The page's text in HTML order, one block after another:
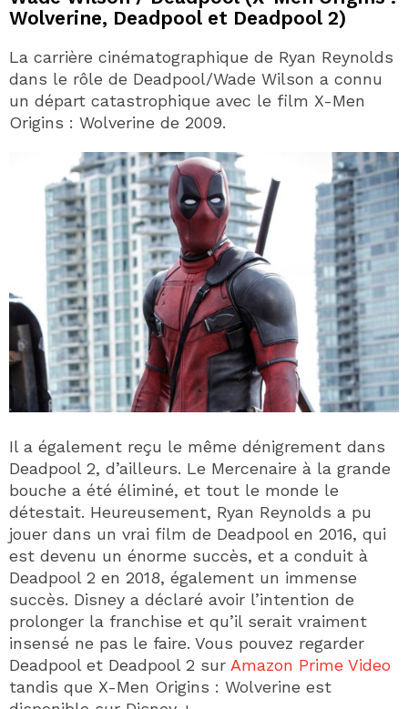
Wolverine, Deadpool et Deadpool 2)
La carrière cinématographique de Ryan Reynolds
dans le rôle de Deadpool/Wade Wilson a connu
un départ catastrophique avec le film X-Men
Origins : Wolverine de 2009.
Il a également reçu le même dénigrement dans
Deadpool 2, d’ailleurs. Le Mercenaire à la grande
bouche a été éliminé, et tout le monde le
détestait. Heureusement, Ryan Reynolds a pu
jouer dans un vrai film de Deadpool en 2016, qui
est devenu un énorme succès, et a conduit à
Deadpool 2 en 2018, également un immense
succès. Disney a déclaré avoir l’intention de
prolonger la franchise et qu’il serait vraiment
insensé ne pas le faire. Vous pouvez regarder
Deadpool et Deadpool 2 sur Amazon Prime Video
tandis que X-Men Origins : Wolverine est